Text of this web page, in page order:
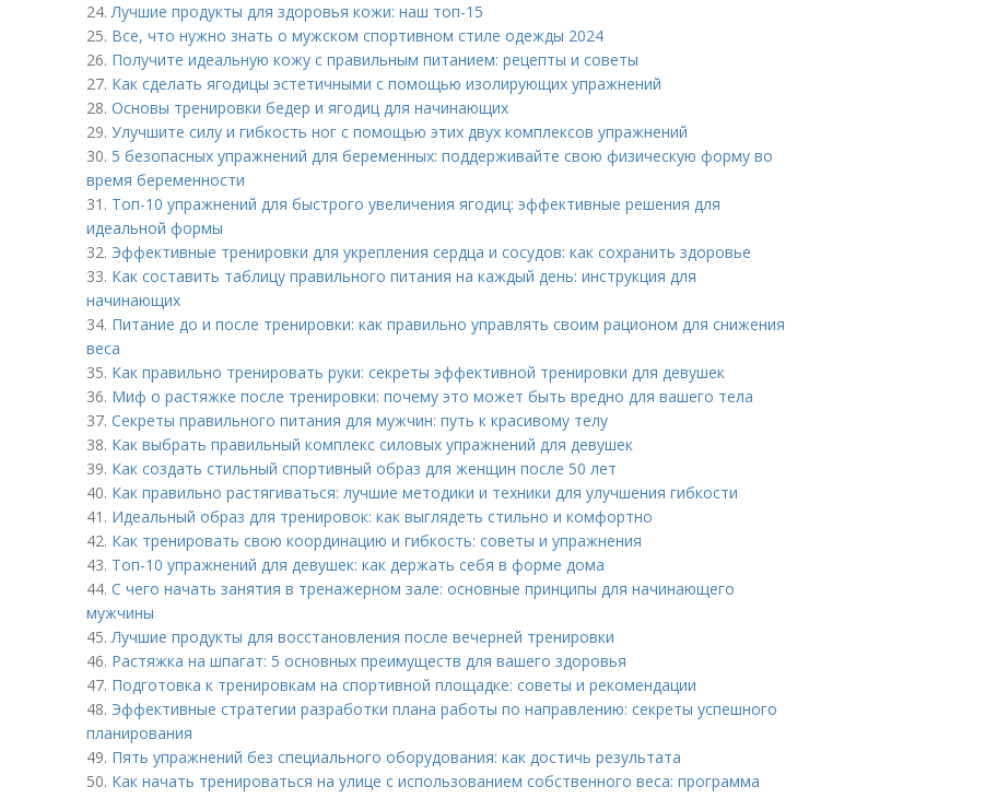
24.Лучшие продукты для здоровья кожи: наш топ-15
25. Все, что нужно знать о мужском спортивном стиле одежды 2024
26. Получите идеальную кожу с правильным питанием: рецепты и советы
27. Как сделать ягодицы эстетичными с помощью изолирующих упражнений
28. Основы тренировки бедер и ягодиц для начинающих
29. Улучшите силу и гибкость ног с помощью этих двух комплексов упражнений
30. 5 безопасных упражнений для беременных: поддерживайте свою физическую форму во
время беременности
31. Топ-10 упражнений для быстрого увеличения ягодиц: эффективные решения для
идеальной формы
32. Эффективные тренировки для укрепления сердца и сосудов: как сохранить здоровье
33. Как составить таблицу правильного питания на каждый день: инструкция для
начинающих
34. Питание до и после тренировки: как правильно управлять своим рационом для снижения
веса
35. Как правильно тренировать руки: секреты эффективной тренировки для девушек
36. Миф о растяжке после тренировки: почему это может быть вредно для вашего тела
37. Секреты правильного питания для мужчин: путь к красивому телу
38. Как выбрать правильный комплекс силовых упражнений для девушек
39. Как создать стильный спортивный образ для женщин после 50 лет
40. Как правильно растягиваться: лучшие методики и техники для улучшения гибкости
41. Идеальный образ для тренировок: как выглядеть стильно и комфортно
42. Как тренировать свою координацию и гибкость: советы и упражнения
43. Топ-10 упражнений для девушек: как держать себя в форме дома
44. С чего начать занятия в тренажерном зале: основные принципы для начинающего
мужчины
45.Лучшие продукты для восстановления после вечерней тренировки
46. Растяжка на шпагат: 5 основных преимуществ для вашего здоровья
47. Подготовка к тренировкам на спортивной площадке: советы и рекомендации
48. Эффективные стратегии разработки плана работы по направлению: секреты успешного
планирования
49. Пять упражнений без специального оборудования: как достичь результата
50. Как начать тренироваться на улице с использованием собственного веса: программа